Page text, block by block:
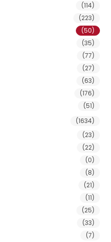
(114)
(223)
(50)
(35)
(77)
(27)
(63)
(176)
(51)
(1634)
(23)
(22)
(0)
(8)
(21)
(11)
(25)
(33)
(7)